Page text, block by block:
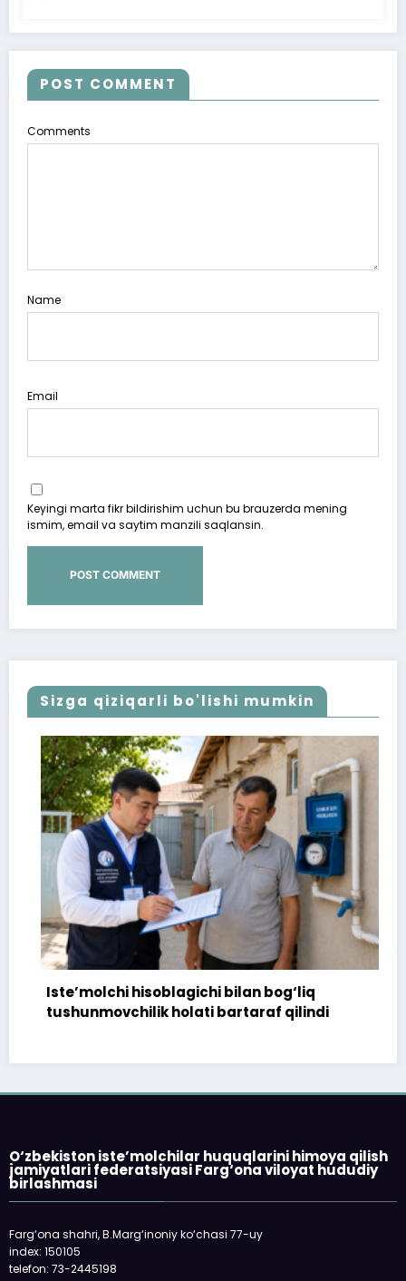
POST COMMENT
Comments
Name
Email
Keyingi marta fikr bildirishim uchun bu brauzerda mening
ismim, email va saytim manzili saqlansin.
Sizga qiziqarli bo'lishi mumkin
Iste’molchi hisoblagichi bilan bog‘liq
tushunmovchilik holati bartaraf qilindi
O‘zbekiston iste’molchilar huquqlarini himoya qilish
jamiyatlari federatsiyasi Farg‘ona viloyat hududiy
birlashmasi
Farg‘ona shahri, B.Marg‘inoniy ko‘chasi 77-uy
index: 150105
telefon: 73-2445198